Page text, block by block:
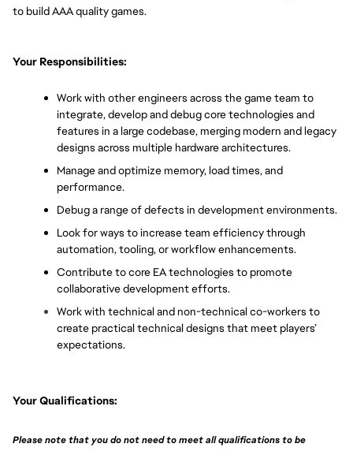
to build AAA quality games.
Your Responsibilities:
Work with other engineers across the game team to
integrate, develop and debug core technologies and
features in a large codebase, merging modern and legacy
designs across multiple hardware architectures.
Manage and optimize memory, load times, and
performance.
Debug a range of defects in development environments.
Look for ways to increase team efficiency through
automation, tooling, or workflow enhancements.
Contribute to core EA technologies to promote
collaborative development efforts.
Work with technical and non-technical co-workers to
create practical technical designs that meet players’
expectations.
Your Qualifications:
Please note that you do not need to meet all qualifications to be